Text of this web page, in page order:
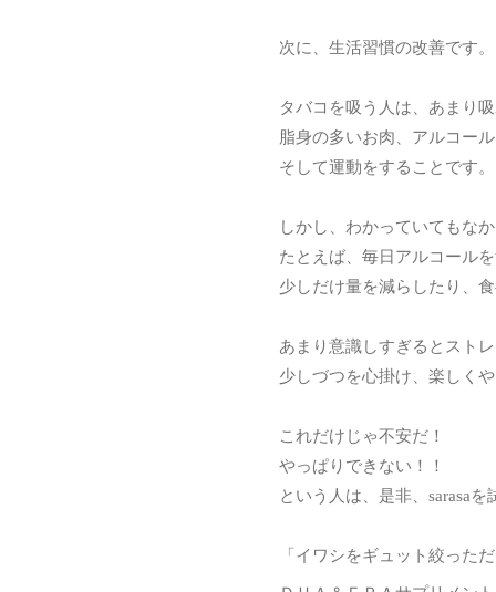
次に、生活習慣の改善です。
タバコを吸う人は、あまり
脂身の多いお肉、アルコー
そして運動をすることです。
しかし、わかっていてもな
たとえば、毎日アルコール
少しだけ量を減らしたり、
あまり意識しすぎるとスト
少しづつを心掛け、楽しく
これだけじゃ不安だ！
やっぱりできない！！
という人は、是非、sarasaを
「イワシをギュット絞った